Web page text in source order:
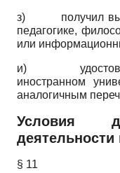
з) получил
педагогике,
или
и)
иностранном
аналогичным
Условия
деятельности
§ 11